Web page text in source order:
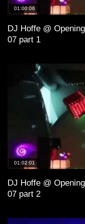
01:00:06
DJ Hoffe @
07 part 1
01:02:01
DJ Hoffe @
07 part 2